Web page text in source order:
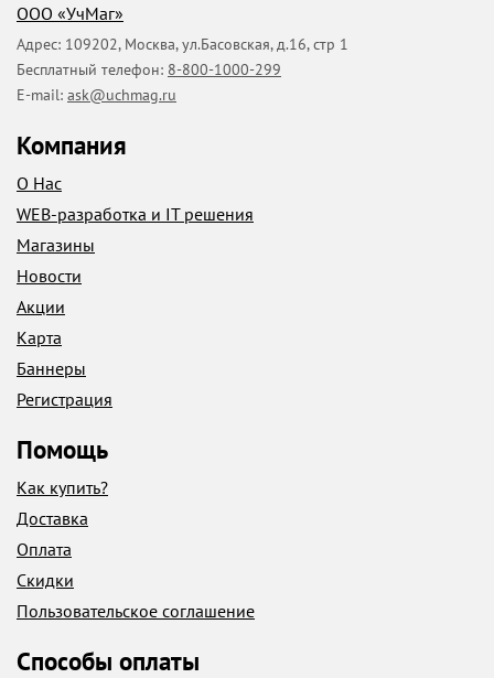
ООО «УчМаг»
Адрес: 109202, Москва,ул.Басовская, д.16, стр 1
Бесплатный телефон: 8-800-1000-299
E-mail: ask@uchmag.ru
Компания
О Нас
WEB-разработка и IT решения
Магазины
Новости
Акции
Карта
Баннеры
Регистрация
Помощь
Как купить?
Доставка
Оплата
Скидки
Пользовательское соглашение
Способы оплаты